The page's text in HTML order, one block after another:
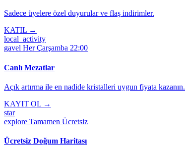
Sadece üyelere özel duyurular ve flaş indirimler.
KATIL →
local_activity
gavel Her Çarşamba 22:00
Canlı Mezatlar
Açık artırma ile en nadide kristalleri uygun fiyata kazanın.
KAYIT OL →
star
explore Tamamen Ücretsiz
Ücretsiz Doğum Haritası